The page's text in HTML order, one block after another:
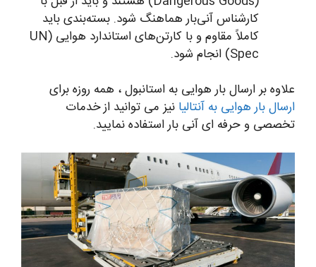
کارشناس آنی‌بار هماهنگ شود. بسته‌بندی باید
کاملاً مقاوم و با کارتن‌های استاندارد هوایی (UN
Spec) انجام شود.
علاوه بر ارسال بار هوایی به استانبول ، همه روزه برای
ارسال بار هوایی به آنتالیا نیز می توانید از خدمات
تخصصی و حرفه ای آنی بار استفاده نمایید.